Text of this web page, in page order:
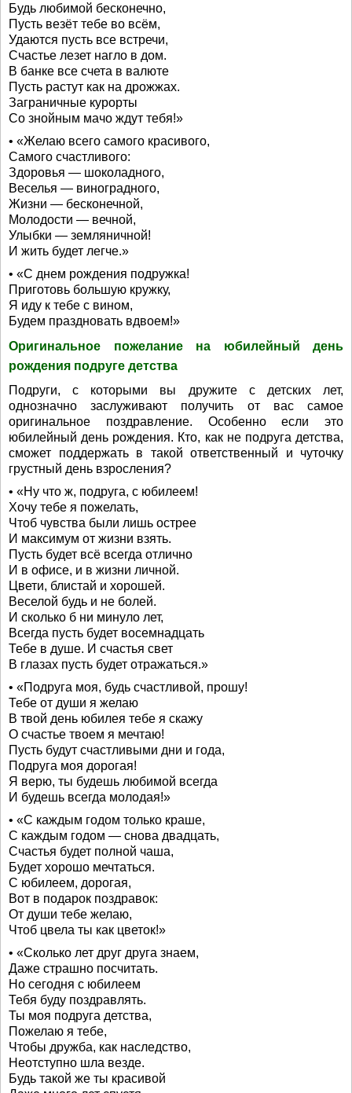
Будь любимой бесконечно,
Пусть везёт тебе во всём,
Удаются пусть все встречи,
Счастье лезет нагло в дом.
В банке все счета в валюте
Пусть растут как на дрожжах.
Заграничные курорты
Со знойным мачо ждут тебя!»
• «Желаю всего самого красивого,
Самого счастливого:
Здоровья — шоколадного,
Веселья — виноградного,
Жизни — бесконечной,
Молодости — вечной,
Улыбки — земляничной!
И жить будет легче.»
• «С днем рождения подружка!
Приготовь большую кружку,
Я иду к тебе с вином,
Будем праздновать вдвоем!»
Оригинальное пожелание на юбилейный день
рождения подруге детства
Подруги, с которыми вы дружите с детских лет,
однозначно заслуживают получить от вас самое
оригинальное поздравление. Особенно если это
юбилейный день рождения. Кто, как не подруга детства,
сможет поддержать в такой ответственный и чуточку
грустный день взросления?
• «Ну что ж, подруга, с юбилеем!
Хочу тебе я пожелать,
Чтоб чувства были лишь острее
И максимум от жизни взять.
Пусть будет всё всегда отлично
И в офисе, и в жизни личной.
Цвети, блистай и хорошей.
Веселой будь и не болей.
И сколько б ни минуло лет,
Всегда пусть будет восемнадцать
Тебе в душе. И счастья свет
В глазах пусть будет отражаться.»
• «Подруга моя, будь счастливой, прошу!
Тебе от души я желаю
В твой день юбилея тебе я скажу
О счастье твоем я мечтаю!
Пусть будут счастливыми дни и года,
Подруга моя дорогая!
Я верю, ты будешь любимой всегда
И будешь всегда молодая!»
• «С каждым годом только краше,
С каждым годом — снова двадцать,
Счастья будет полной чаша,
Будет хорошо мечтаться.
С юбилеем, дорогая,
Вот в подарок поздравок:
От души тебе желаю,
Чтоб цвела ты как цветок!»
• «Сколько лет друг друга знаем,
Даже страшно посчитать.
Но сегодня с юбилеем
Тебя буду поздравлять.
Ты моя подруга детства,
Пожелаю я тебе,
Чтобы дружба, как наследство,
Неотступно шла везде.
Будь такой же ты красивой